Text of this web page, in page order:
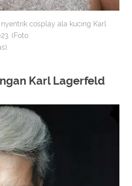
cosplay ala kucing Karl
(Foto:
Karl Lagerfeld